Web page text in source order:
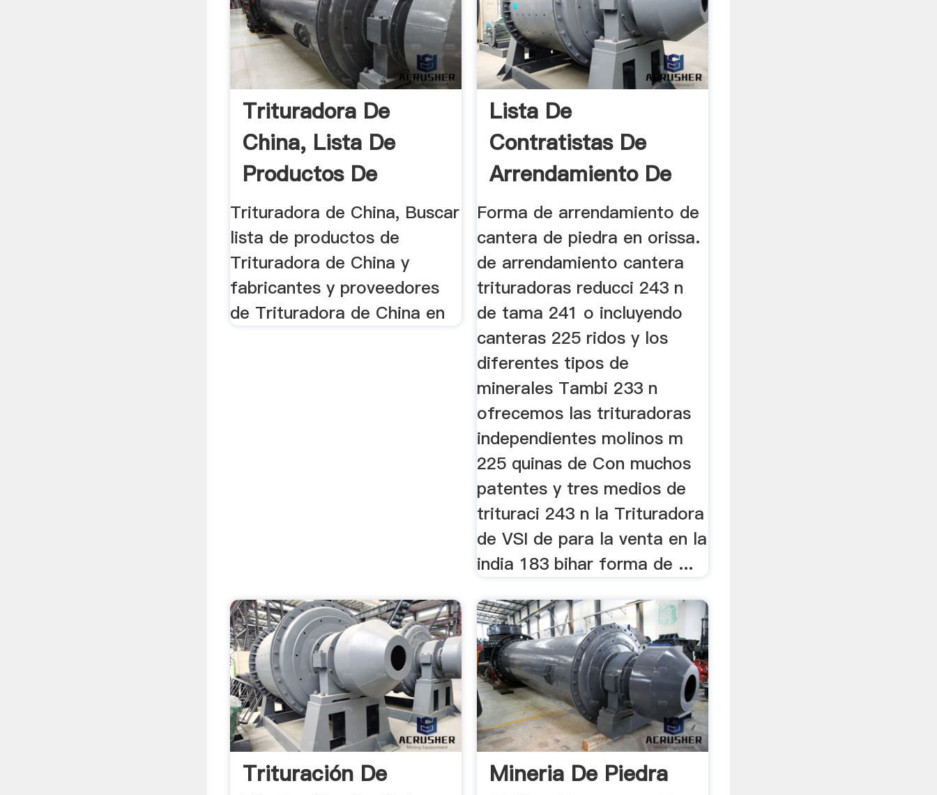
Trituradora De
China, Lista De
Productos De
Trituradora De ...
Trituradora de China, Buscar
lista de productos de
Trituradora de China y
fabricantes y proveedores
de Trituradora de China en
Lista De
Contratistas De
Arrendamiento De
Cantera De ...
Forma de arrendamiento de
cantera de piedra en orissa.
de arrendamiento cantera
trituradoras reducci 243 n
de tama 241 o incluyendo
canteras 225 ridos y los
diferentes tipos de
minerales Tambi 233 n
ofrecemos las trituradoras
independientes molinos m
225 quinas de Con muchos
patentes y tres medios de
trituraci 243 n la Trituradora
de VSI de para la venta en la
india 183 bihar forma de ...
Trituración De
Mineria De Piedra